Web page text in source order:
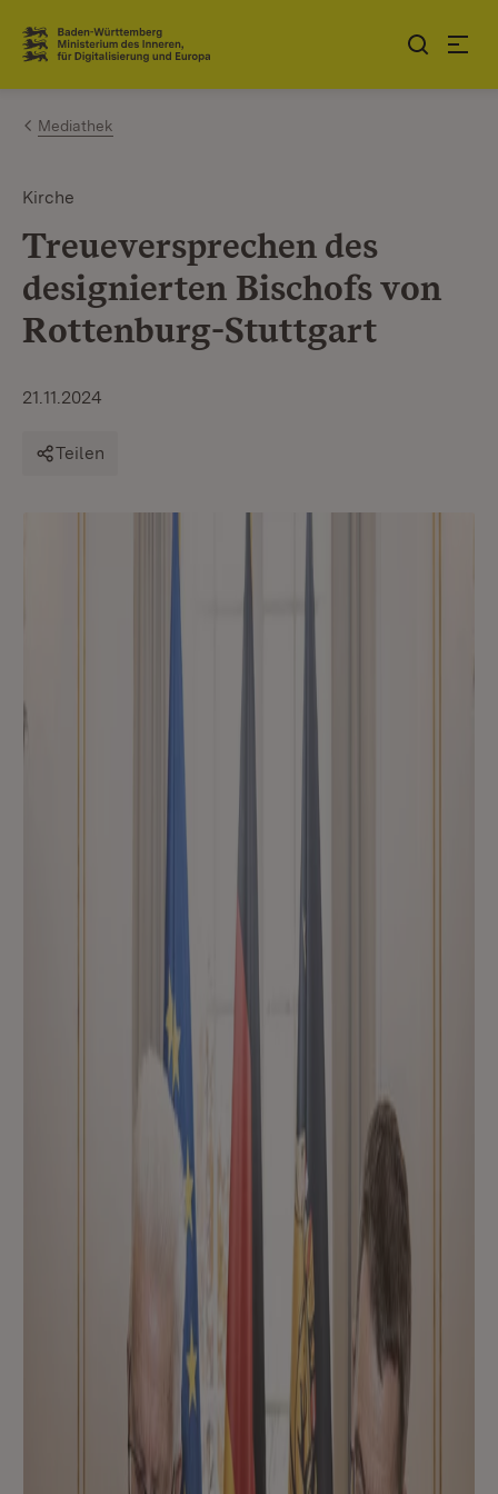
Zum Inhalt springen
Link zur Startseite
Mediathek
Kirche
Treueversprechen des
designierten Bischofs von
Rottenburg-Stuttgart
21.11.2024
Teilen